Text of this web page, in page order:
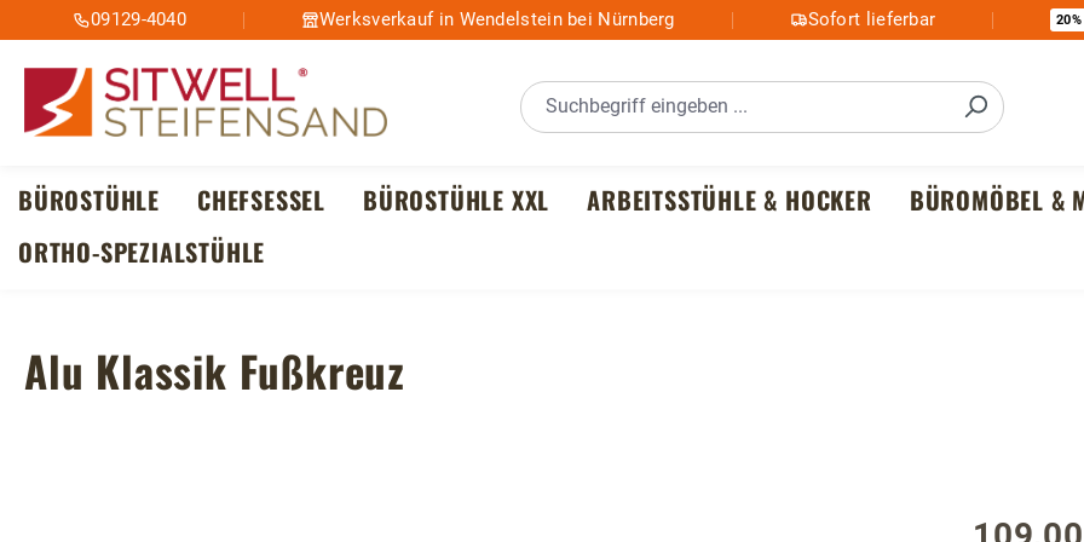
Hauptinhalt springen
Zur Suche springen
Zur Hauptnavigation springen
09129-4040 Werksverkauf in Wendelstein bei Nürnberg Sofort lieferbar 20%
BÜROSTÜHLE CHEFSESSEL BÜROSTÜHLE XXL ARBEITSSTÜHLE & HOCKER BÜROMÖBEL &
ORTHO-SPEZIALSTÜHLE
Alu Klassik Fußkreuz
Regulärer